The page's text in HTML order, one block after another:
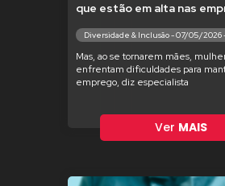
que estão em alta nas
Diversidade & Inclusão - 07/05/2026
Mas, ao se tornarem mães,
enfrentam dificuldades para
emprego, diz especialista
Ver MAIS